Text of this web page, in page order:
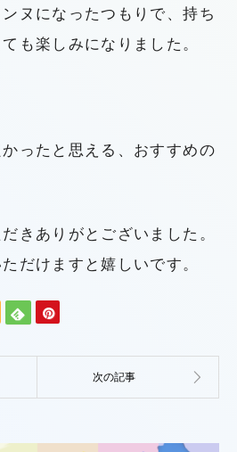
ヌになったつもりで、持ち
も楽しみになりました。
ったと思える、おすすめの
きありがとございました。
だけますと嬉しいです。